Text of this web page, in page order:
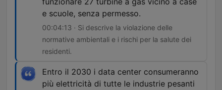
e scuole, senza permesso.
00:04:13 · Si descrive la violazione delle
normative ambientali e i rischi per la salute dei
residenti.
Entro il 2030 i data center consumeranno
più elettricità di tutte le industrie pesanti